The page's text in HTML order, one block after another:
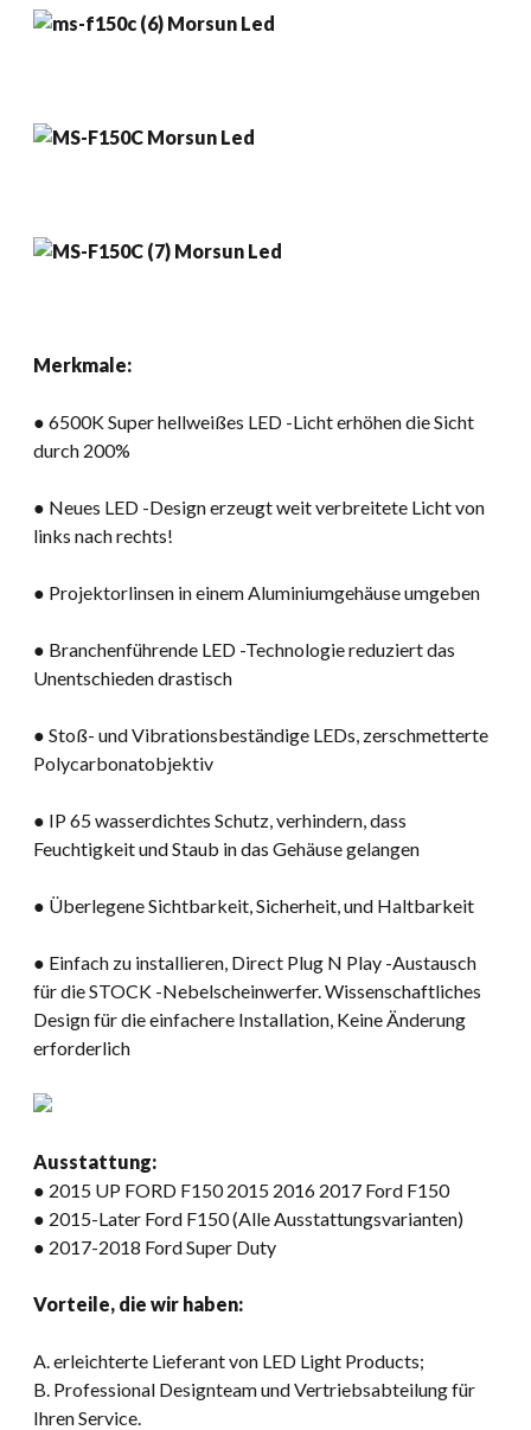
Merkmale:
● 6500K Super hellweißes LED -Licht erhöhen die Sicht
durch 200%
● Neues LED -Design erzeugt weit verbreitete Licht von
links nach rechts!
● Projektorlinsen in einem Aluminiumgehäuse umgeben
● Branchenführende LED -Technologie reduziert das
Unentschieden drastisch
● Stoß- und Vibrationsbeständige LEDs, zerschmetterte
Polycarbonatobjektiv
● IP 65 wasserdichtes Schutz, verhindern, dass
Feuchtigkeit und Staub in das Gehäuse gelangen
● Überlegene Sichtbarkeit, Sicherheit, und Haltbarkeit
● Einfach zu installieren, Direct Plug N Play -Austausch
für die STOCK -Nebelscheinwerfer. Wissenschaftliches
Design für die einfachere Installation, Keine Änderung
erforderlich
Ausstattung:
● 2015 UP FORD F150 2015 2016 2017 Ford F150
● 2015-Later Ford F150 (Alle Ausstattungsvarianten)
● 2017-2018 Ford Super Duty
Vorteile, die wir haben:
A. erleichterte Lieferant von LED Light Products;
B. Professional Designteam und Vertriebsabteilung für
Ihren Service.